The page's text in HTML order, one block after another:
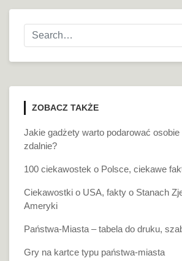
ZOBACZ TAKŻE
Jakie gadżety warto podarować osobie
zdalnie?
100 ciekawostek o Polsce, ciekawe
Ciekawostki o USA, fakty o Stanach
Ameryki
Państwa-Miasta – tabela do druku,
Gry na kartce typu państwa-miasta